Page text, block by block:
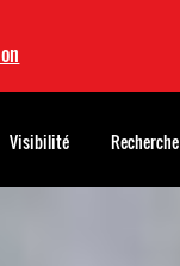
Visibilité Recherche